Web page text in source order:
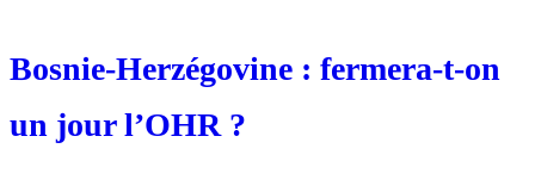
Bosnie-Herzégovine : fermera-t-on
un jour l’OHR ?